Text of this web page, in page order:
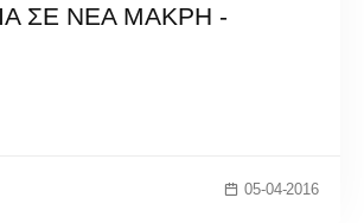
ΣΕ ΝΕΑ ΜΑΚΡΗ -
05-04-2016